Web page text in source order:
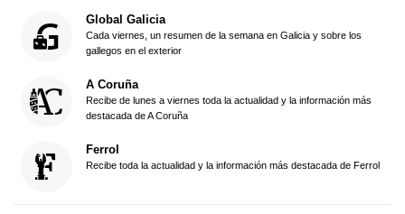
Global Galicia
Cada viernes, un resumen de la semana en Galicia y sobre los
gallegos en el exterior
A Coruña
Recibe de lunes a viernes toda la actualidad y la información más
destacada de A Coruña
Ferrol
Recibe toda la actualidad y la información más destacada de Ferrol